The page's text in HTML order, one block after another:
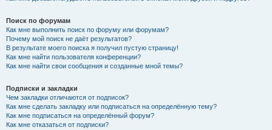
Поиск по форумам
Как мне выполнить поиск по форуму или форумам?
Почему мой поиск не даёт результатов?
В результате моего поиска я получил пустую страницу!
Как мне найти пользователя конференции?
Как мне найти свои сообщения и созданные мной темы?
Подписки и закладки
Чем закладки отличаются от подписок?
Как мне сделать закладку или подписаться на определённую тему?
Как мне подписаться на определённый форум?
Как мне отказаться от подписки?